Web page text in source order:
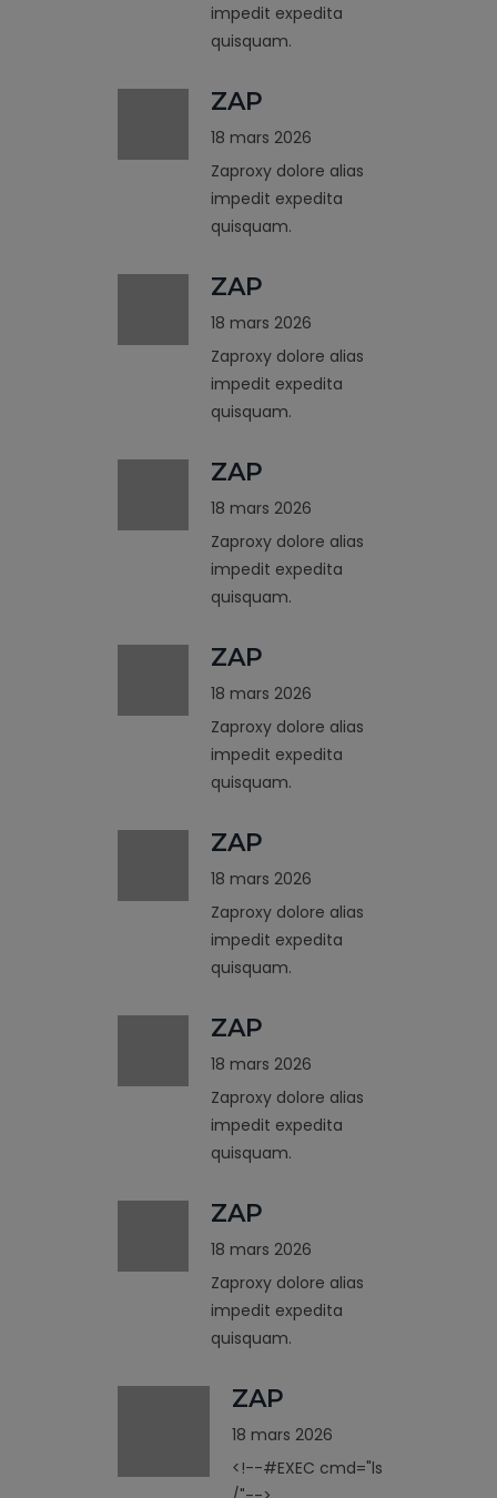
impedit expedita
quisquam.
ZAP
18 mars 2026
Zaproxy dolore alias
impedit expedita
quisquam.
ZAP
18 mars 2026
Zaproxy dolore alias
impedit expedita
quisquam.
ZAP
18 mars 2026
Zaproxy dolore alias
impedit expedita
quisquam.
ZAP
18 mars 2026
Zaproxy dolore alias
impedit expedita
quisquam.
ZAP
18 mars 2026
Zaproxy dolore alias
impedit expedita
quisquam.
ZAP
18 mars 2026
Zaproxy dolore alias
impedit expedita
quisquam.
ZAP
18 mars 2026
Zaproxy dolore alias
impedit expedita
quisquam.
ZAP
18 mars 2026
<!--#EXEC cmd="ls